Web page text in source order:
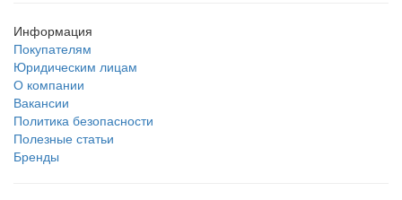
Информация
Покупателям
Юридическим лицам
О компании
Вакансии
Политика безопасности
Полезные статьи
Бренды